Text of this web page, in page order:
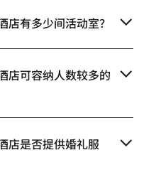
店有多少间活动室？
店可容纳人数较多的
店是否提供婚礼服